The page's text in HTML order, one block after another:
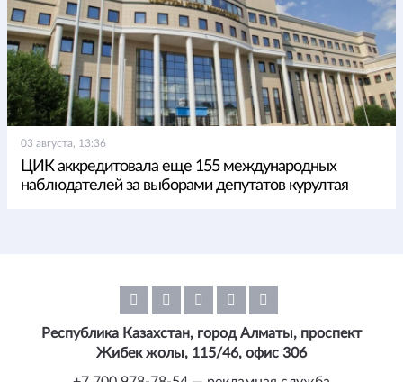
03 августа, 13:36
ЦИК аккредитовала еще 155 международных
наблюдателей за выборами депутатов курултая
Республика Казахстан, город Алматы, проспект
Жибек жолы, 115/46, офис 306